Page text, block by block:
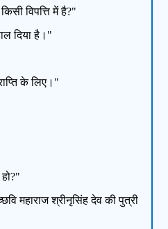
विपत्ति में है?"
दिया है।"
के लिए।"
महाराज श्रीनृसिंह देव की पुत्री